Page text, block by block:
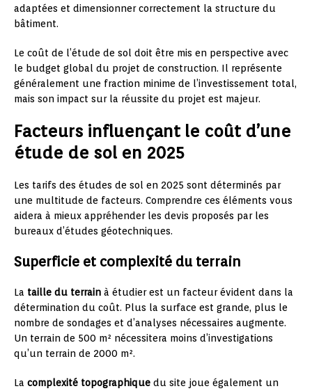
adaptées et dimensionner correctement la structure du
bâtiment.
Le coût de l’étude de sol doit être mis en perspective avec
le budget global du projet de construction. Il représente
généralement une fraction minime de l’investissement total,
mais son impact sur la réussite du projet est majeur.
Facteurs influençant le coût d’une
étude de sol en 2025
Les tarifs des études de sol en 2025 sont déterminés par
une multitude de facteurs. Comprendre ces éléments vous
aidera à mieux appréhender les devis proposés par les
bureaux d’études géotechniques.
Superficie et complexité du terrain
La taille du terrain à étudier est un facteur évident dans la
détermination du coût. Plus la surface est grande, plus le
nombre de sondages et d’analyses nécessaires augmente.
Un terrain de 500 m² nécessitera moins d’investigations
qu’un terrain de 2000 m².
La complexité topographique du site joue également un